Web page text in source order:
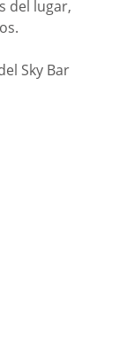
del lugar,
Sky Bar